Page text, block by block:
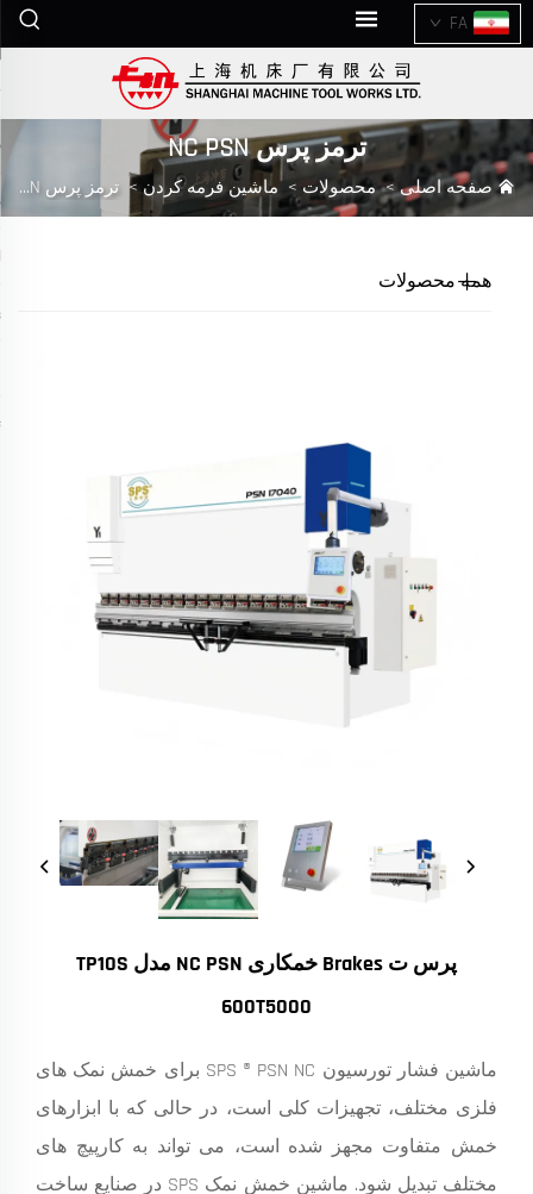
FA
ترمز پرس NC PSN
صفحه اصلی>محصولات >ماشین فرمه کردن> ترمز پرس NC PSN
همه محصولات
پرس ت Brakes خمکاری NC PSN مدل TP10S
600T5000
ماشین فشار تورسیون SPS ® PSN NC برای خمش نمک های
فلزی مختلف، تجهیزات کلی است، در حالی که با ابزارهای
خمش متفاوت مجهز شده است، می تواند به کارپیچ های
مختلف تبدیل شود. ماشین خمش نمک SPS در صنایع ساخت